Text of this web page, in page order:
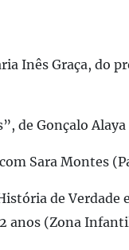
Inês Graça, do
de Gonçalo
Sara Montes
de Verdade
anos (Zona